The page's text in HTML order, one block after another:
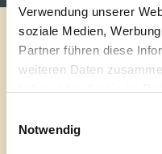
Verwendung unserer
soziale Medien,
Partner führen diese
weiteren Daten
Notwendig
[arm_profile_detail